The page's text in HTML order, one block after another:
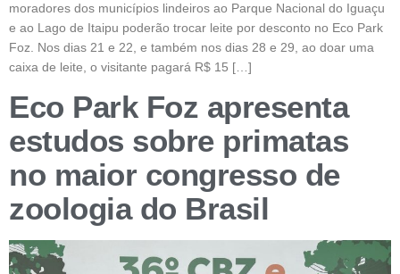
moradores dos municípios lindeiros ao Parque Nacional do Iguaçu
e ao Lago de Itaipu poderão trocar leite por desconto no Eco Park
Foz. Nos dias 21 e 22, e também nos dias 28 e 29, ao doar uma
caixa de leite, o visitante pagará R$ 15 […]
Eco Park Foz apresenta
estudos sobre primatas
no maior congresso de
zoologia do Brasil